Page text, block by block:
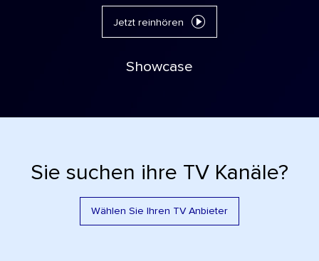
Jetzt reinhören
Showcase
Sie suchen ihre TV Kanäle?
Wählen Sie Ihren TV Anbieter